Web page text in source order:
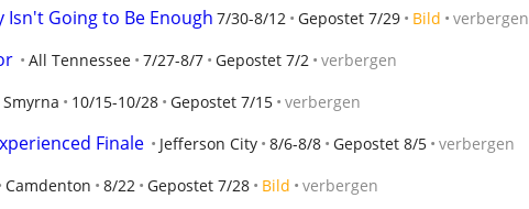
Isn't Going to Be Enough 7/30-8/12 Gepostet 7/29 Bild verbergen
All Tennessee 7/27-8/7 Gepostet 7/2 verbergen
Smyrna 10/15-10/28 Gepostet 7/15 verbergen
Finale Jefferson City 8/6-8/8 Gepostet 8/5 verbergen
Camdenton 8/22 Gepostet 7/28 Bild verbergen